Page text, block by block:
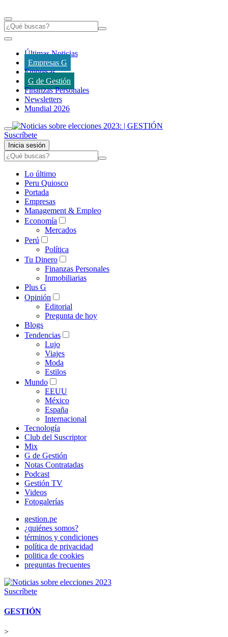
Últimas Noticias
Empresas G
Empresas
G de Gestión
Finanzas Personales
Newsletters
Mundial 2026
Suscríbete
Inicia sesión
Lo último
Peru Quiosco
Portada
Empresas
Management & Empleo
Economía
Mercados
Perú
Política
Tu Dinero
Finanzas Personales
Inmobiliarias
Plus G
Opinión
Editorial
Pregunta de hoy
Blogs
Tendencias
Lujo
Viajes
Moda
Estilos
Mundo
EEUU
México
España
Internacional
Tecnología
Club del Suscriptor
Mix
G de Gestión
Notas Contratadas
Podcast
Gestión TV
Videos
Fotogalerías
gestion.pe
¿quiénes somos?
términos y condiciones
política de privacidad
politica de cookies
preguntas frecuentes
Suscríbete
GESTIÓN
>